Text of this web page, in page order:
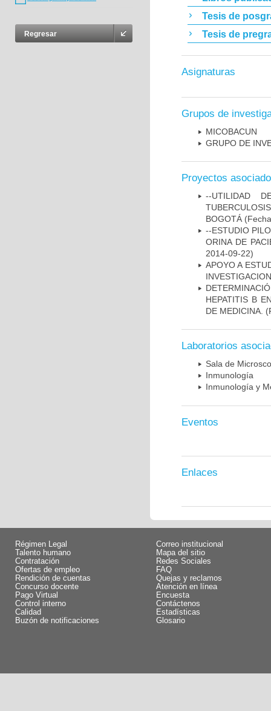
Regresar
Tesis de
Tesis de
Asignaturas
Grupos de
MICOBAC­UN
GRUPO DE
Proyectos
--UTILIDAD
BOGOTÁ
--ESTUDIO
ORINA DE
2014-09-22)
APOYO A
HEPATITIS B
DE MEDICINA.
Laboratorios
Sala de
Inmunología
Inmunología y
Eventos
Enlaces
Régimen Legal
Talento humano
Contratación
Ofertas de empleo
Rendición de cuentas
Concurso docente
Pago Virtual
Control interno
Calidad
Buzón de notificaciones
Correo institucional
Mapa del sitio
Redes Sociales
FAQ
Quejas y reclamos
Atención en línea
Encuesta
Contáctenos
Estadísticas
Glosario